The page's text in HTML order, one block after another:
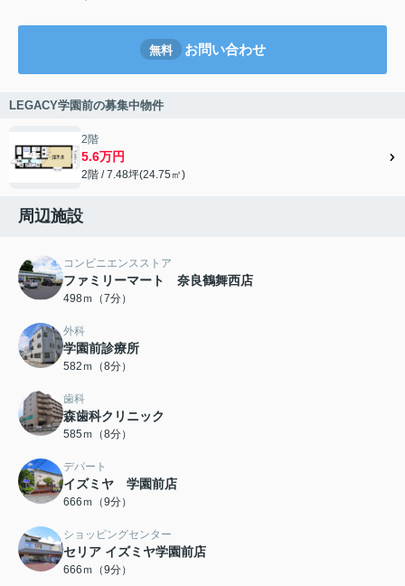
無料 お問い合わせ
LEGACY学園前の募集中物件
2階
5.6万円
2階 / 7.48坪(24.75㎡)
周辺施設
コンビニエンスストア
ファミリーマート 奈良鶴舞西店
498ｍ（7分）
外科
学園前診療所
582ｍ（8分）
歯科
森歯科クリニック
585ｍ（8分）
デパート
イズミヤ 学園前店
666ｍ（9分）
ショッピングセンター
セリア イズミヤ学園前店
666ｍ（9分）